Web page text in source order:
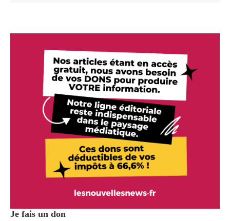
Je fais un don